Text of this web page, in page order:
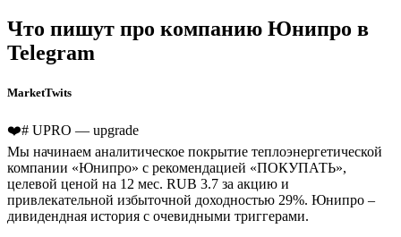
Что пишут про компанию Юнипро в
Telegram
MarketTwits
❤️# UPRO — upgrade
Мы начинаем аналитическое покрытие теплоэнергетической
компании «Юнипро» с рекомендацией «ПОКУПАТЬ»,
целевой ценой на 12 мес. RUB 3.7 за акцию и
привлекательной избыточной доходностью 29%. Юнипро –
дивидендная история с очевидными триггерами.